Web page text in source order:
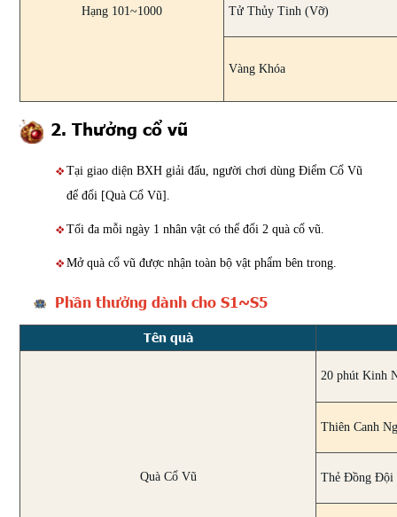
Hạng 101~1000 Tử Thủy Tinh (Vỡ)
Vàng Khóa
2. Thưởng cổ vũ
Tại giao diện BXH giải đấu, người chơi dùng Điểm Cổ Vũ
để đổi [Quà Cổ Vũ].
Tối đa mỗi ngày 1 nhân vật có thể đổi 2 quà cổ vũ.
Mở quà cổ vũ được nhận toàn bộ vật phẩm bên trong.
Phần thưởng dành cho S1~S5
Tên quà
Quà Cổ Vũ
20 phút Kinh
Thiên Canh
Thẻ Đồng Đội